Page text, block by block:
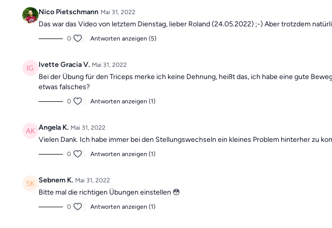
Nico Pietschmann Mai 31, 2022
Das war das Video von letztem Dienstag, lieber Roland (24.05.2022) ;-) Aber trotzdem
0 Antworten anzeigen (5)
Ivette Gracia V. Mai 31, 2022
Bei der Übung für den Triceps merke ich keine Dehnung, heißt das, ich habe eine gute
etwas falsches?
0 Antworten anzeigen (1)
Angela K. Mai 31, 2022
Vielen Dank. Ich habe immer bei den Stellungswechseln ein kleines Problem hinterher zu
0 Antworten anzeigen (1)
Sebnem K. Mai 31, 2022
Bitte mal die richtigen Übungen einstellen 😳
0 Antworten anzeigen (1)